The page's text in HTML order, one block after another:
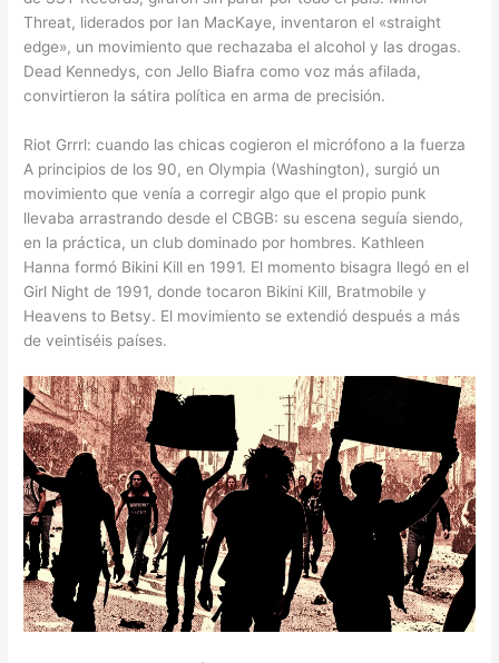
Threat, liderados por Ian MacKaye, inventaron el «straight
edge», un movimiento que rechazaba el alcohol y las drogas.
Dead Kennedys, con Jello Biafra como voz más afilada,
convirtieron la sátira política en arma de precisión.
Riot Grrrl: cuando las chicas cogieron el micrófono a la fuerza
A principios de los 90, en Olympia (Washington), surgió un
movimiento que venía a corregir algo que el propio punk
llevaba arrastrando desde el CBGB: su escena seguía siendo,
en la práctica, un club dominado por hombres. Kathleen
Hanna formó Bikini Kill en 1991. El momento bisagra llegó en el
Girl Night de 1991, donde tocaron Bikini Kill, Bratmobile y
Heavens to Betsy. El movimiento se extendió después a más
de veintiséis países.